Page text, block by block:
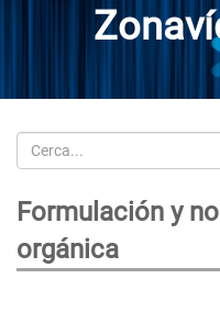
Cerca
Formulación y
orgánica